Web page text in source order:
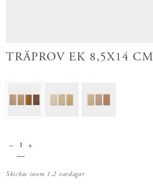
TRÄPROV EK 8,5X14 CM
Skickas inom 1-2 vardagar